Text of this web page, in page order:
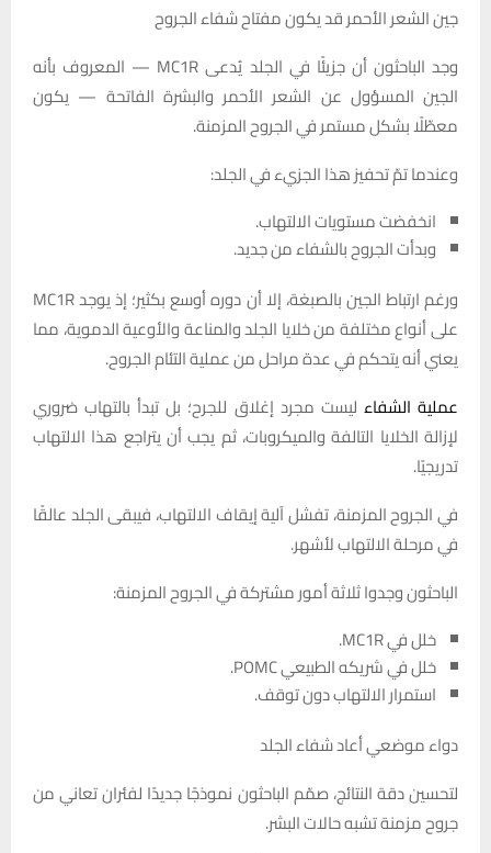
جين الشعر الأحمر قد يكون مفتاح شفاء الجروح
وجد الباحثون أن جزيئًا في الجلد يُدعى MC1R — المعروف بأنه
الجين المسؤول عن الشعر الأحمر والبشرة الفاتحة — يكون
معطّلًا بشكل مستمر في الجروح المزمنة.
وعندما تمّ تحفيز هذا الجزيء في الجلد:
انخفضت مستويات الالتهاب.
وبدأت الجروح بالشفاء من جديد.
ورغم ارتباط الجين بالصبغة، إلا أن دوره أوسع بكثير؛ إذ يوجد MC1R
على أنواع مختلفة من خلايا الجلد والمناعة والأوعية الدموية، مما
يعني أنه يتحكم في عدة مراحل من عملية التئام الجروح.
عملية الشفاء ليست مجرد إغلاق للجرح؛ بل تبدأ بالتهاب ضروري
لإزالة الخلايا التالفة والميكروبات، ثم يجب أن يتراجع هذا الالتهاب
تدريجيًا.
في الجروح المزمنة، تفشل آلية إيقاف الالتهاب، فيبقى الجلد عالقًا
في مرحلة الالتهاب لأشهر.
الباحثون وجدوا ثلاثة أمور مشتركة في الجروح المزمنة:
خلل في MC1R.
خلل في شريكه الطبيعي POMC.
استمرار الالتهاب دون توقف.
دواء موضعي أعاد شفاء الجلد
لتحسين دقة النتائج، صمّم الباحثون نموذجًا جديدًا لفئران تعاني من
جروح مزمنة تشبه حالات البشر.